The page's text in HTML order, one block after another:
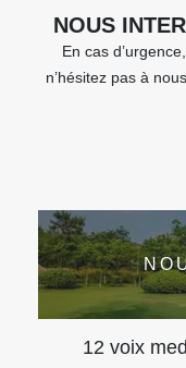
NOUS
En cas
n’hésitez pas à
12 voix